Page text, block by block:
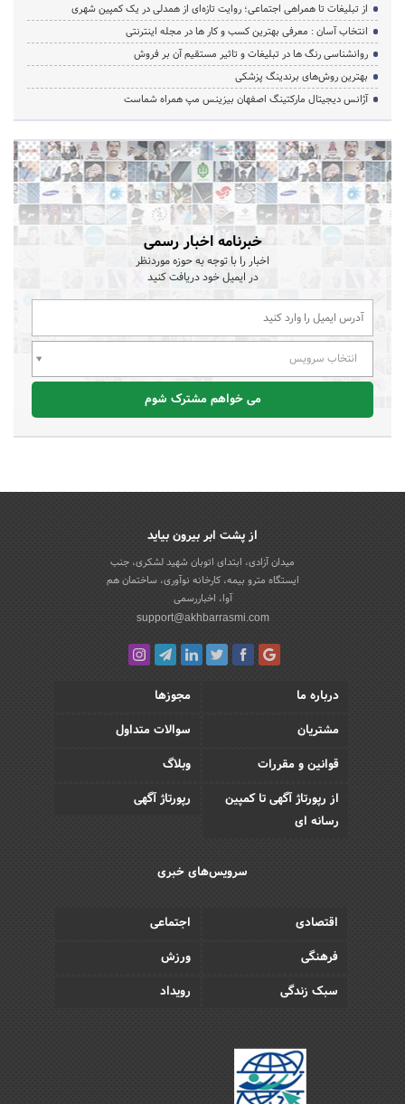
از تبلیغات تا همراهی اجتماعی؛ روایت تازه‌ای از همدلی در یک کمپین شهری
انتخاب آسان : معرفی بهترین کسب و کار ها در مجله اینترنتی
روانشناسی رنگ ها در تبلیغات و تاثیر مستقیم آن بر فروش
بهترین روش‌های برندینگ پزشکی
آژانس دیجیتال مارکتینگ اصفهان بیزینس مپ همراه شماست
خبرنامه اخبار رسمی
اخبار را با توجه به حوزه موردنظر
در ایمیل خود دریافت کنید
انتخاب سرویس
می خواهم مشترک شوم
از پشت ابر بیرون بیاید
میدان آزادی، ابتدای اتوبان شهید لشکری، جنب
ایستگاه مترو بیمه، کارخانه نوآوری، ساختمان هم
آوا، اخباررسمی
support@akhbarrasmi.com
درباره ما
مجوزها
مشتریان
سوالات متداول
قوانین و مقررات
وبلاگ
از رپورتاژ آگهی تا کمپین
رسانه ای
رپورتاژ آگهی
سرویس‌های خبری
اقتصادی
اجتماعی
فرهنگی
ورزش
سبک زندگی
رویداد